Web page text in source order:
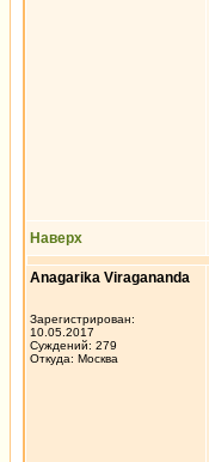
Наверх
Anagarika Viragananda
Зарегистрирован:
10.05.2017
Суждений: 279
Откуда: Москва